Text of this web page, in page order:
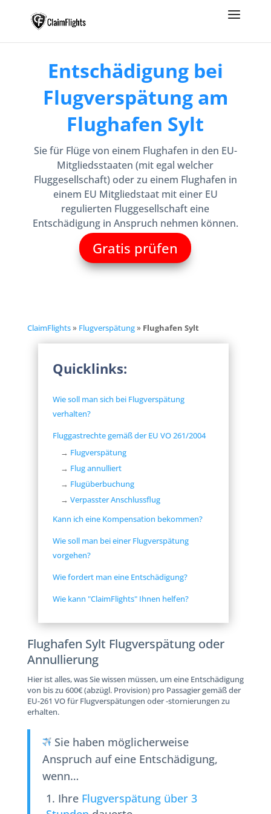
Entschädigung bei
Flugverspätung am
Flughafen Sylt
Sie für Flüge von einem Flughafen in den EU-
Mitgliedsstaaten (mit egal welcher
Fluggesellschaft) oder zu einem Flughafen in
einem EU Mitgliedstaat mit einer EU
regulierten Fluggesellschaft eine
Entschädigung in Anspruch nehmen können.
Gratis prüfen
ClaimFlights» Flugverspätung» Flughafen Sylt
Quicklinks:
Wie soll man sich bei Flugverspätung
verhalten?
Fluggastrechte gemäß der EU VO 261/2004
→ Flugverspätung
→ Flug annulliert
→ Flugüberbuchung
→ Verpasster Anschlussflug
Kann ich eine Kompensation bekommen?
Wie soll man bei einer Flugverspätung
vorgehen?
Wie fordert man eine Entschädigung?
Wie kann "ClaimFlights" Ihnen helfen?
Flughafen Sylt Flugverspätung oder
Annullierung
Hier ist alles, was Sie wissen müssen, um eine Entschädigung
von bis zu 600€ (abzügl. Provision) pro Passagier gemäß der
EU-261 VO für Flugverspätungen oder -stornierungen zu
erhalten.
Sie haben möglicherweise
Anspruch auf eine Entschädigung,
wenn…
Ihre Flugverspätung über 3